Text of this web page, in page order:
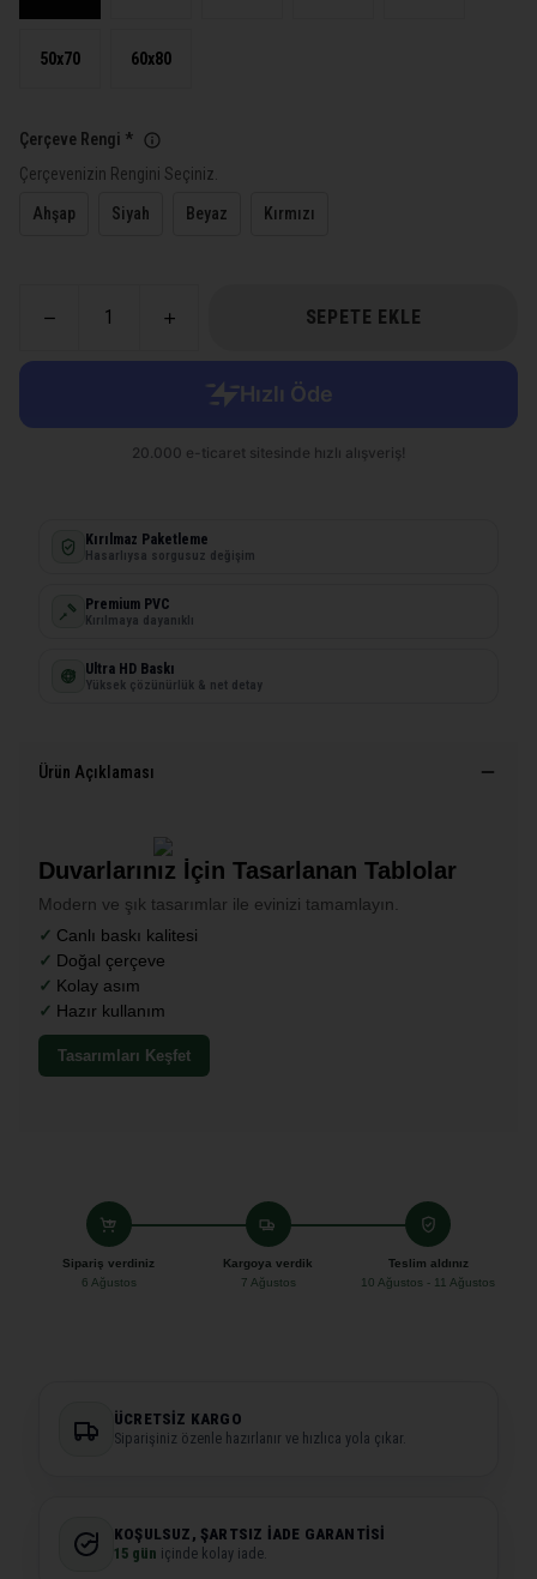
50x70 60x80
Çerçeve Rengi *
Çerçevenizin Rengini Seçiniz.
Ahşap Siyah Beyaz Kırmızı
SEPETE EKLE
Kırılmaz Paketleme
Hasarlıysa sorgusuz değişim
Premium PVC
Kırılmaya dayanıklı
Ultra HD Baskı
Yüksek çözünürlük & net detay
Ürün Açıklaması
Duvarlarınız İçin Tasarlanan Tablolar
Modern ve şık tasarımlar ile evinizi tamamlayın.
Canlı baskı kalitesi
Doğal çerçeve
Kolay asım
Hazır kullanım
Tasarımları Keşfet
Sipariş verdiniz
6 Ağustos
Kargoya verdik
7 Ağustos
Teslim aldınız
10 Ağustos - 11 Ağustos
ÜCRETSIZ KARGO
Siparişiniz özenle hazırlanır ve hızlıca yola çıkar.
KOŞULSUZ, ŞARTSIZ İADE GARANTISI
15 gün içinde kolay iade.